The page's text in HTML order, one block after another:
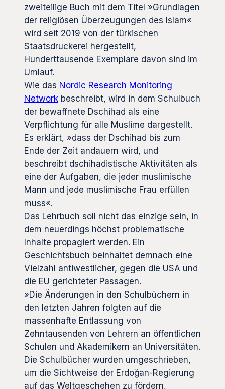
zweiteilige Buch mit dem Titel »Grundlagen
der religiösen Überzeugungen des Islam«
wird seit 2019 von der türkischen
Staatsdruckerei hergestellt,
Hunderttausende Exemplare davon sind im
Umlauf.
Wie das Nordic Research Monitoring
Network beschreibt, wird in dem Schulbuch
der bewaffnete Dschihad als eine
Verpflichtung für alle Muslime dargestellt.
Es erklärt, »dass der Dschihad bis zum
Ende der Zeit andauern wird, und
beschreibt dschihadistische Aktivitäten als
eine der Aufgaben, die jeder muslimische
Mann und jede muslimische Frau erfüllen
muss«.
Das Lehrbuch soll nicht das einzige sein, in
dem neuerdings höchst problematische
Inhalte propagiert werden. Ein
Geschichtsbuch beinhaltet demnach eine
Vielzahl antiwestlicher, gegen die USA und
die EU gerichteter Passagen.
»Die Änderungen in den Schulbüchern in
den letzten Jahren folgten auf die
massenhafte Entlassung von
Zehntausenden von Lehrern an öffentlichen
Schulen und Akademikern an Universitäten.
Die Schulbücher wurden umgeschrieben,
um die Sichtweise der Erdoğan-Regierung
auf das Weltgeschehen zu fördern,